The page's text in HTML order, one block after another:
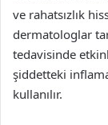
ve rahatsızlık
dermatologlar
tedavisinde
şiddetteki
kullanılır.